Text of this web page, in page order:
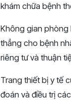
khám chữa bệnh
Không gian phòng
thẳng cho bệnh
riêng tư và thuận
Trang thiết bị y tế
đoán và điều trị